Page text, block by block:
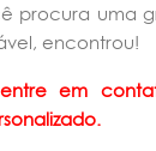
procura uma
encontrou!
em